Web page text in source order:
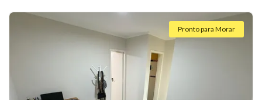
Pronto para Morar